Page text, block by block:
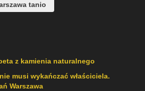
tanio
z kamienia naturalnego
musi wykańczać właściciela.
Warszawa